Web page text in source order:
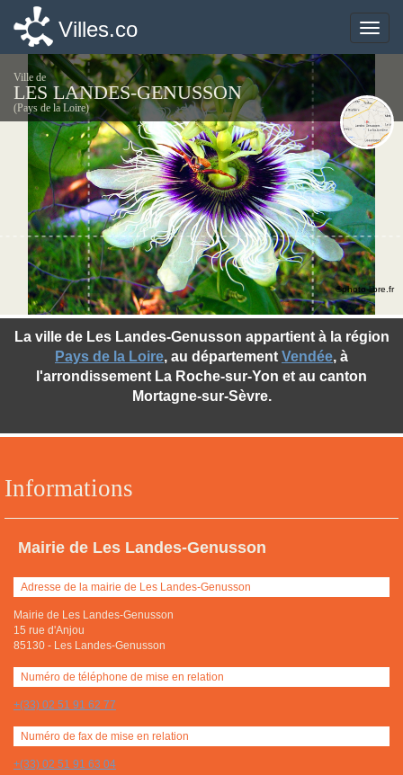
Toggle
Villes.co
Ville de
LES LANDES-GENUSSON
(Pays de la Loire)
Informations
Mairie de Les Landes-Genusson
Adresse de la mairie de Les Landes-Genusson
Mairie de Les Landes-Genusson
15 rue d'Anjou
85130 - Les Landes-Genusson
Numéro de téléphone de mise en relation
+(33) 02 51 91 62 77
Numéro de fax de mise en relation
+(33) 02 51 91 63 04
La ville de Les Landes-Genusson appartient à la région
Pays de la Loire, au département Vendée, à
l'arrondissement La Roche-sur-Yon et au canton
Mortagne-sur-Sèvre.
©photo-libre.fr
Toggle
Villes.co